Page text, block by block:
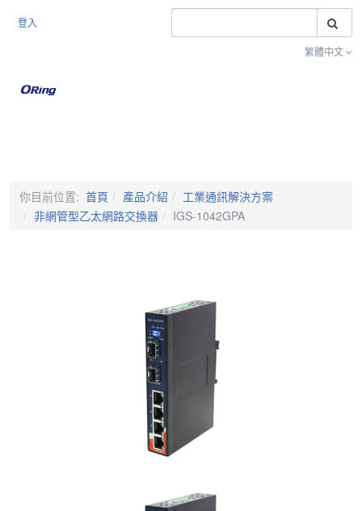
登入
繁體中文
你目前位置: 首頁 產品介紹
工業通訊解決方案
非網管型乙太網路交換器
IGS-1042GPA